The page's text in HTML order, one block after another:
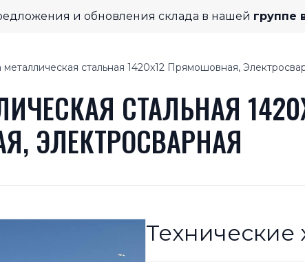
и обновления склада в нашей группе
металлическая стальная 1420x12 Прямошовная,
СТАЛЬНАЯ
ЭЛЕКТРОСВАРНАЯ
Технические